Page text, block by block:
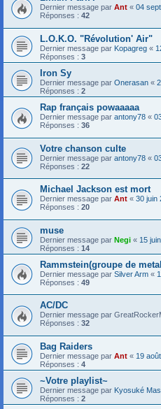
Dernier message par Ant « 04
Réponses : 42
L.O.K.O. "Révolution' Air"
Dernier message par Kopagreg «
Réponses : 3
Iron Sy
Dernier message par Onerasan «
Réponses : 2
Rap français powaaaaa
Dernier message par antony78 «
Réponses : 36
Votre chanson culte
Dernier message par antony78 «
Réponses : 22
Michael Jackson est mort
Dernier message par Ant « 30 juin
Réponses : 20
muse
Dernier message par Negi « 15
Réponses : 14
Rammstein(groupe de
Dernier message par Silver Arm «
Réponses : 49
AC/DC
Dernier message par
Réponses : 32
Bag Raiders
Dernier message par Ant « 19
Réponses : 4
~Votre playlist~
Dernier message par Kyosuké
Réponses : 2